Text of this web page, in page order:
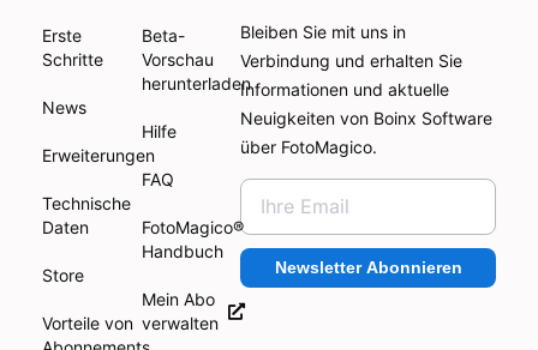
Erste
Schritte
News
Erweiterungen
Technische
Daten
Store
Vorteile von
Beta-
Vorschau
herunterladen
Hilfe
FAQ
FotoMagico®
Handbuch
Mein Abo
verwalten
Bleiben Sie mit uns in
Verbindung und erhalten Sie
Informationen und aktuelle
Neuigkeiten von Boinx Software
über FotoMagico.
Newsletter Abonnieren